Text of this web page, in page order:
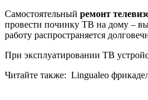
Самостоятельный ремонт
провести починку ТВ на дому –
работу распространяется
При эксплуатировании ТВ
Читайте также: Lingualeo